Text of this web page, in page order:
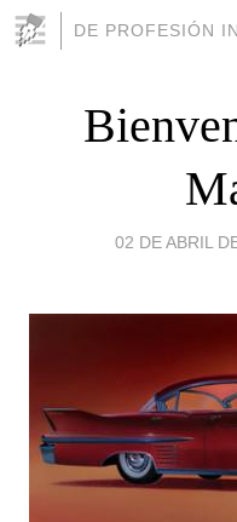
DE PROFESIÓN
02 DE ABRIL